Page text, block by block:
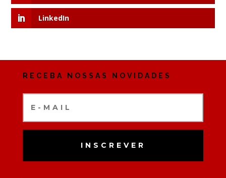
LinkedIn
RECEBA NOSSAS NOVIDADES
INSCREVER